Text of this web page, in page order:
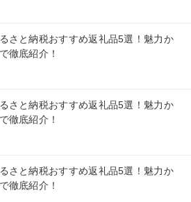
さと納税おすすめ返礼品5選！魅力か
徹底紹介！
さと納税おすすめ返礼品5選！魅力か
徹底紹介！
さと納税おすすめ返礼品5選！魅力か
徹底紹介！